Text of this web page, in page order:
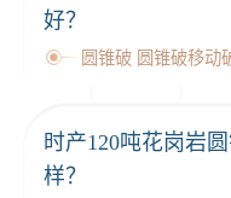
好？
圆锥破 圆锥破移动
时产120吨花岗岩
样？